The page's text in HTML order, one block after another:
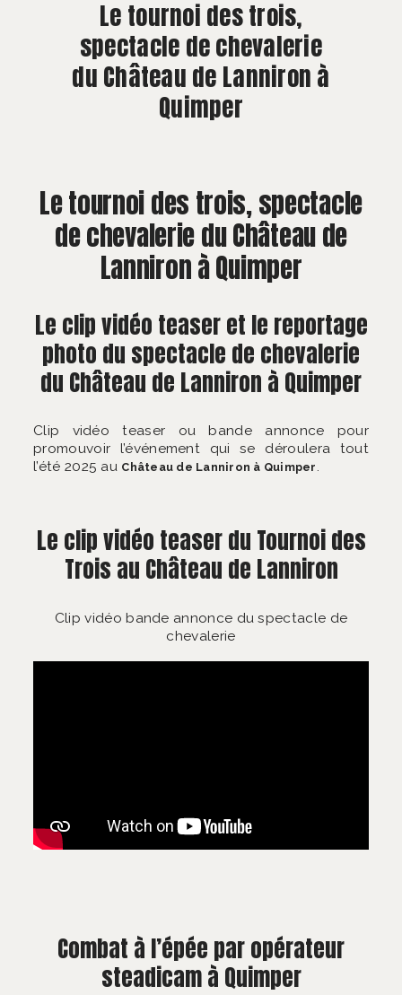
CONTACT
Le tournoi des trois,
spectacle de chevalerie
du Château de Lanniron à
Quimper
Le tournoi des trois, spectacle
de chevalerie du Château de
Lanniron à Quimper
Le clip vidéo teaser et le reportage
photo du spectacle de chevalerie
du Château de Lanniron à Quimper
Clip vidéo teaser ou bande annonce pour
promouvoir l’événement qui se déroulera tout
l’été 2025 au Château de Lanniron à Quimper.
Le clip vidéo teaser du Tournoi des
Trois au Château de Lanniron
Clip vidéo bande annonce du spectacle de
chevalerie
Combat à l’épée par opérateur
steadicam à Quimper